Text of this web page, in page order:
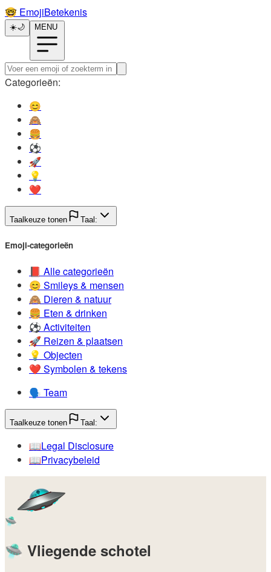
🤓️ EmojiBetekenis
☀️🌙 MENU
Categorieën:
😊️
🙈️
🍔️
⚽️
🚀️
💡️
❤️
Taalkeuze tonen Taal:
Emoji-categorieën
📕️ Alle categorieën
😊️ Smileys & mensen
🙈️ Dieren & natuur
🍔️ Eten & drinken
⚽️ Activiteiten
🚀️ Reizen & plaatsen
💡️ Objecten
❤️ Symbolen & tekens
🗣️ Team
Taalkeuze tonen Taal:
📖️Legal Disclosure
📖️Privacybeleid
🛸
🛸 Vliegende schotel